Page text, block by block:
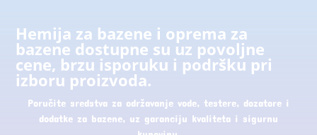
Hemija za bazene i oprema za
bazene dostupne su uz povoljne
cene, brzu isporuku i podršku pri
izboru proizvoda.
Poručite sredstva za održavanje vode, testere, dozatore i
dodatke za bazene, uz garanciju kvaliteta i sigurnu